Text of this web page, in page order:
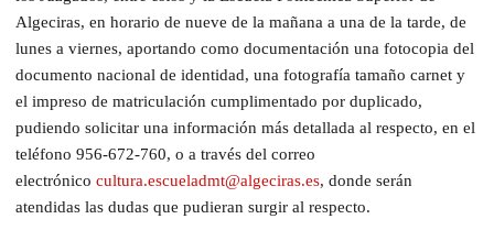
Algeciras, en horario de nueve de la mañana a una de la tarde, de
lunes a viernes, aportando como documentación una fotocopia del
documento nacional de identidad, una fotografía tamaño carnet y
el impreso de matriculación cumplimentado por duplicado,
pudiendo solicitar una información más detallada al respecto, en el
teléfono 956-672-760, o a través del correo
electrónico cultura.escueladmt@algeciras.es, donde serán
atendidas las dudas que pudieran surgir al respecto.